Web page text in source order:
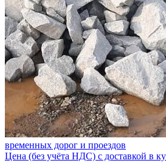
временных дорог и проездов
Цена (без учёта НДС) с доставкой в